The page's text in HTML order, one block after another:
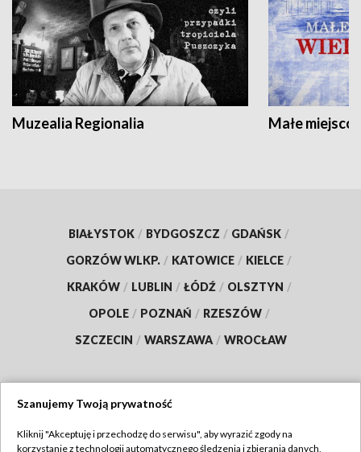
Muzealia Regionalia Małe
BIAŁYSTOK / BYDGOSZCZ / GDAŃSK /
GORZÓW WLKP. / KATOWICE / KIELCE /
KRAKÓW / LUBLIN / ŁÓDŹ / OLSZTYN /
OPOLE / POZNAŃ / RZESZÓW /
SZCZECIN / WARSZAWA / WROCŁAW
Szanujemy Twoją prywatność
Kliknij "Akceptuję i przechodzę do serwisu", aby wyrazić zgody na
korzystanie z technologii automatycznego śledzenia i zbierania danych,